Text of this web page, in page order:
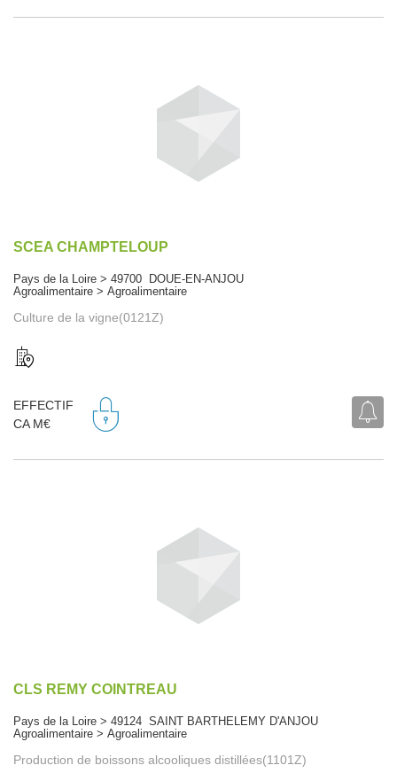
SCEA CHAMPTELOUP
Pays de la Loire > 49700 DOUE-EN-ANJOU
Agroalimentaire > Agroalimentaire
Culture de la vigne(0121Z)
EFFECTIF
CA M€
CLS REMY COINTREAU
Pays de la Loire > 49124 SAINT BARTHELEMY D'ANJOU
Agroalimentaire > Agroalimentaire
Production de boissons alcooliques distillées(1101Z)